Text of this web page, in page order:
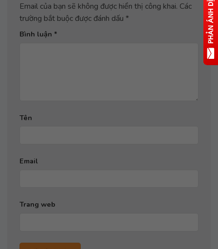
Email của bạn sẽ không được hiển thị công khai. Các
trường bắt buộc được đánh dấu *
Bình luận *
Tên
Email
Trang web